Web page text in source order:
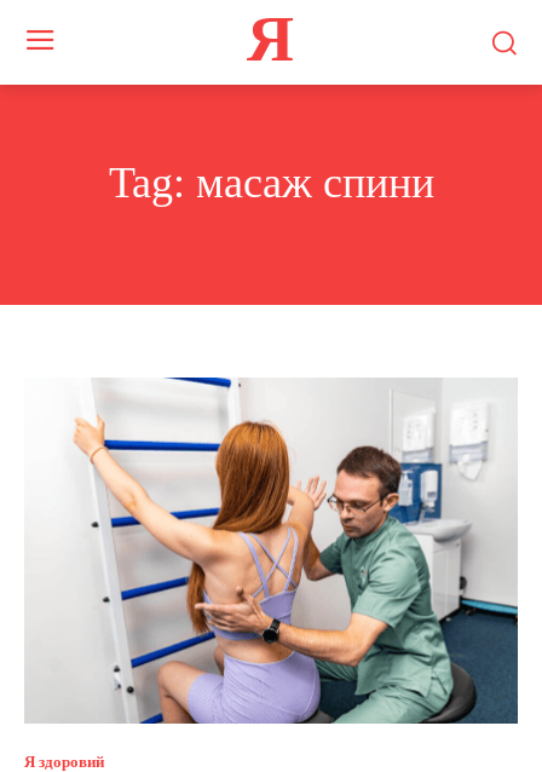
Я
Tag: масаж спини
Я здоровий